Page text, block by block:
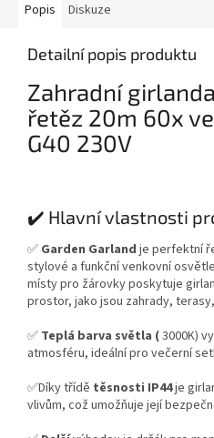
Popis Diskuze
Detailní popis produktu
Zahradní
řetěz 20m 60x
G40 230V
✔️ Hlavní vlastnosti
✅ Garden Garland je perfektní
stylové a funkční venkovní
místy pro žárovky poskytuje
prostor, jako jsou zahrady,
✅ Teplá barva světla (3000K)
atmosféru, ideální pro večerní
✅Díky třídě těsnosti IP44je
vlivům, což umožňuje její